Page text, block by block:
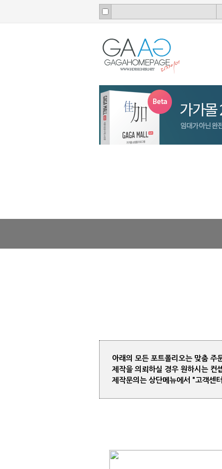
아래의 모든 포트폴리오는 맞춤 주
제작을 의뢰하실 경우 원하시는 컨
제작문의는 상단메뉴에서 "고객센